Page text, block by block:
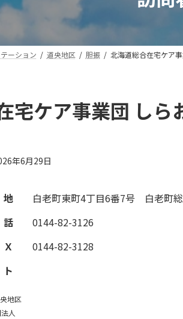
ーション 道央地区 胆振 北海道総合在宅ケア
宅ケア事業団 しら
年6月29日
白老町東町4丁目6番7号 白老町
0144-82-3126
0144-82-3128
地区
人